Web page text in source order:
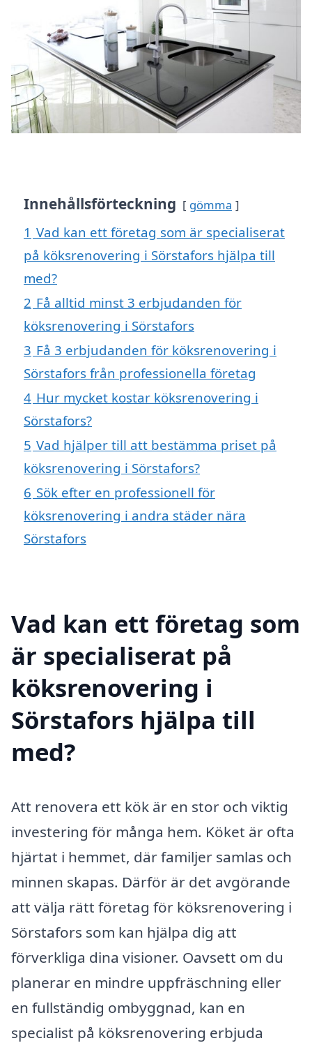
Innehållsförteckning gömma
1 Vad kan ett företag som är specialiserat
på köksrenovering i Sörstafors hjälpa till
med?
2 Få alltid minst 3 erbjudanden för
köksrenovering i Sörstafors
3 Få 3 erbjudanden för köksrenovering i
Sörstafors från professionella företag
4 Hur mycket kostar köksrenovering i
Sörstafors?
5 Vad hjälper till att bestämma priset på
köksrenovering i Sörstafors?
6 Sök efter en professionell för
köksrenovering i andra städer nära
Sörstafors
Vad kan ett företag som
är specialiserat på
köksrenovering i
Sörstafors hjälpa till
med?
Att renovera ett kök är en stor och viktig
investering för många hem. Köket är ofta
hjärtat i hemmet, där familjer samlas och
minnen skapas. Därför är det avgörande
att välja rätt företag för köksrenovering i
Sörstafors som kan hjälpa dig att
förverkliga dina visioner. Oavsett om du
planerar en mindre uppfräschning eller
en fullständig ombyggnad, kan en
specialist på köksrenovering erbjuda